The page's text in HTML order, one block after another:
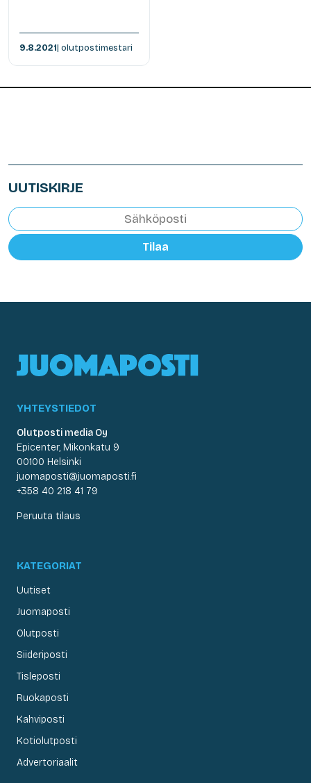
9.8.2021| olutpostimestari
UUTISKIRJE
Tilaa
YHTEYSTIEDOT
Olutposti media Oy
Epicenter, Mikonkatu 9
00100 Helsinki
juomaposti@juomaposti.fi
+358 40 218 41 79
Peruuta tilaus
KATEGORIAT
Uutiset
Juomaposti
Olutposti
Siideriposti
Tisleposti
Ruokaposti
Kahviposti
Kotiolutposti
Advertoriaalit